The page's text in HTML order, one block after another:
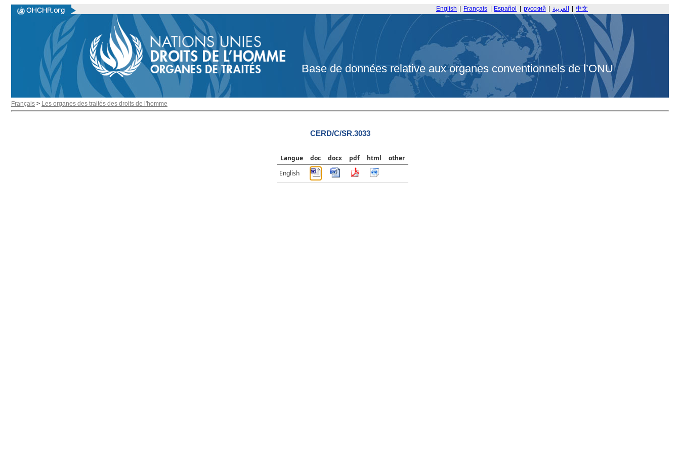
English Français Español русский العربية 中文
Base de données relative aux organes conventionnels de l’ONU
Français > Les organes des traités des droits de l'homme
CERD/C/SR.3033
Langue doc docx pdf html
other
English